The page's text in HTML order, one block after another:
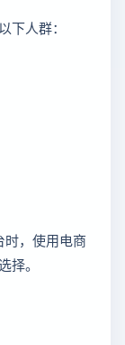
下人群：
时，使用电商
择。